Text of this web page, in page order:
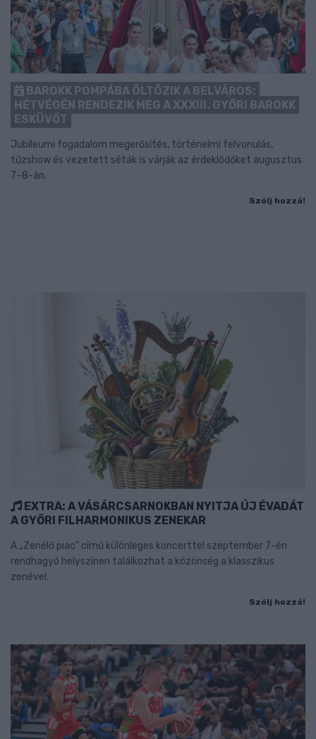
BAROKK POMPÁBA ÖLTÖZIK A BELVÁROS:
HÉTVÉGÉN RENDEZIK MEG A XXXIII. GYŐRI BAROKK
ESKÜVŐT
Jubileumi fogadalom megerősítés, történelmi felvonulás,
tűzshow és vezetett séták is várják az érdeklődőket augusztus
7–8-án.
Szólj hozzá!
EXTRA: A VÁSÁRCSARNOKBAN NYITJA ÚJ ÉVADÁT
A GYŐRI FILHARMONIKUS ZENEKAR
A „Zenélő piac” című különleges koncerttel szeptember 7-én
rendhagyó helyszínen találkozhat a közönség a klasszikus
zenével.
Szólj hozzá!